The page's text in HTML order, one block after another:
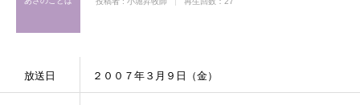
放送日 ２００７年３月９日（金）